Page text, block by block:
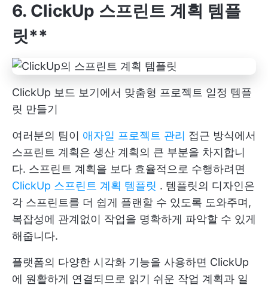
6. ClickUp 스프린트 계획 템플
릿**
ClickUp 보드 보기에서 맞춤형 프로젝트 일정 템플
릿 만들기
여러분의 팀이 애자일 프로젝트 관리 접근 방식에서
스프린트 계획은 생산 계획의 큰 부분을 차지합니
다. 스프린트 계획을 보다 효율적으로 수행하려면
ClickUp 스프린트 계획 템플릿 . 템플릿의 디자인은
각 스프린트를 더 쉽게 플랜할 수 있도록 도와주며,
복잡성에 관계없이 작업을 명확하게 파악할 수 있게
해줍니다.
플랫폼의 다양한 시각화 기능을 사용하면 ClickUp
에 원활하게 연결되므로 읽기 쉬운 작업 계획과 일